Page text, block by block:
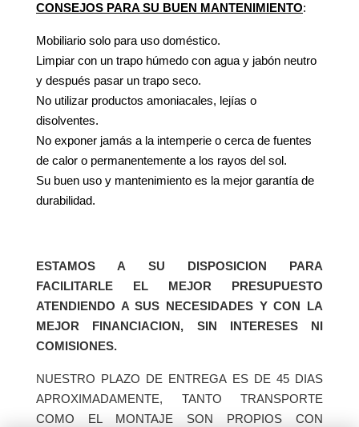
CONSEJOS PARA SU BUEN MANTENIMIENTO:
Mobiliario solo para uso doméstico.
Limpiar con un trapo húmedo con agua y jabón neutro
y después pasar un trapo seco.
No utilizar productos amoniacales, lejías o
disolventes.
No exponer jamás a la intemperie o cerca de fuentes
de calor o permanentemente a los rayos del sol.
Su buen uso y mantenimiento es la mejor garantía de
durabilidad.
ESTAMOS A SU DISPOSICION PARA
FACILITARLE EL MEJOR PRESUPUESTO
ATENDIENDO A SUS NECESIDADES Y CON LA
MEJOR FINANCIACION, SIN INTERESES NI
COMISIONES.
NUESTRO PLAZO DE ENTREGA ES DE 45 DIAS
APROXIMADAMENTE, TANTO TRANSPORTE
COMO EL MONTAJE SON PROPIOS CON